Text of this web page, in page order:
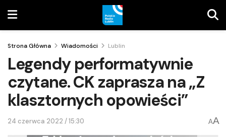
Strona Główna Wiadomości Lublin
Legendy performatywnie
czytane. CK zaprasza na „Z
klasztornych opowieści”
24 czerwca 2022 / 15:30 AA